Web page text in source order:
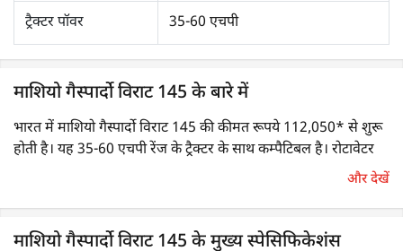
ट्रैक्टर पॉवर 35-60 एचपी
माशियो गैस्पार्दो विराट 145 के बारे में
भारत में माशियो गैस्पार्दो विराट 145 की कीमत रूपये 112,050* से शुरू
होती है। यह 35-60 एचपी रेंज के ट्रैक्टर के साथ कम्पैटिबल है। रोटावेटर
एक लोकप्रिय ट्रैक्टर इम्प्लीमेंट है, जो मिट्टी को प्रभावी ढंग से काट सकता है,
उपयोग बुवाई या फसल बोने से पहले भूमि तैयार करने के लिए व्यापक रूप
से किया जाता है। यह जुताई इम्प्लीमेंट मिट्टी के ढेले को तोड़ता है एवं मिट्टी
और देखें
माशियो गैस्पार्दो विराट 145 के मुख्य स्पेसिफिकेशंस